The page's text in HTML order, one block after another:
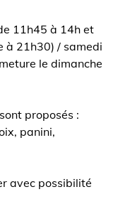
11h45 à 14h et
à 21h30) / samedi
le dimanche
proposés :
panini,
avec possibilité